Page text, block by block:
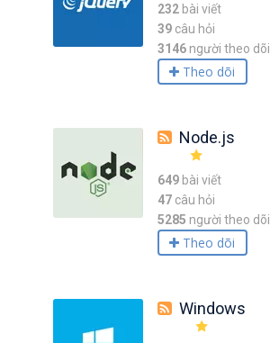
232bài viết
39câu hỏi
3146 người theo dõi
Theo dõi
Node.js
649bài viết
47câu hỏi
5285 người theo dõi
Theo dõi
Windows